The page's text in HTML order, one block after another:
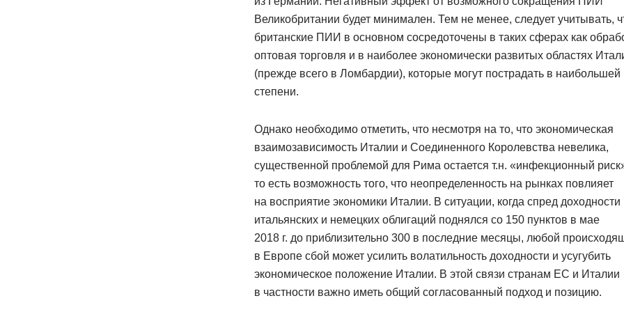
Великобритании будет минимален. Тем не менее, следует учитывать,
британские ПИИ в основном сосредоточены в таких сферах как
оптовая торговля и в наиболее экономически развитых областях
(прежде всего в Ломбардии), которые могут пострадать в наибольшей
степени.
Однако необходимо отметить, что несмотря на то, что экономическая
взаимозависимость Италии и Соединенного Королевства невелика,
существенной проблемой для Рима остается т.н. «инфекционный
то есть возможность того, что неопределенность на рынках повлияет
на восприятие экономики Италии. В ситуации, когда спред доходности
итальянских и немецких облигаций поднялся со 150 пунктов в мае
2018 г. до приблизительно 300 в последние месяцы, любой
в Европе сбой может усилить волатильность доходности и усугубить
экономическое положение Италии. В этой связи странам ЕС и Италии
в частности важно иметь общий согласованный подход и позицию.